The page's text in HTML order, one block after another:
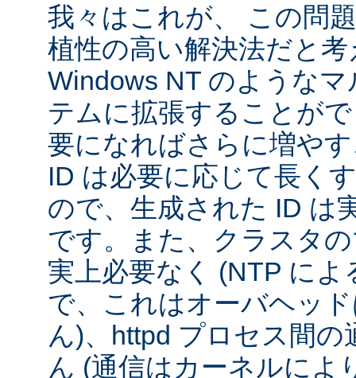
我々はこれが、 この問
植性の高い解決法だと
Windows NT のような
テムに拡張することが
要になればさらに増や
ID は必要に応じて長く
ので、生成された ID は
です。また、クラスタ
実上必要なく (NTP に
で、これはオーバヘッ
ん)、httpd プロセス間
ん (通信はカーネルによ